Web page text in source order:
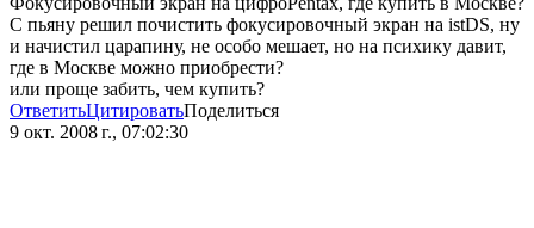
С пьяну решил почистить фокусировочный экран на istDS, ну
и начистил царапину, не особо мешает, но на психику давит,
где в Москве можно приобрести?
или проще забить, чем купить?
ОтветитьЦитироватьПоделиться
9 окт. 2008 г., 07:02:30